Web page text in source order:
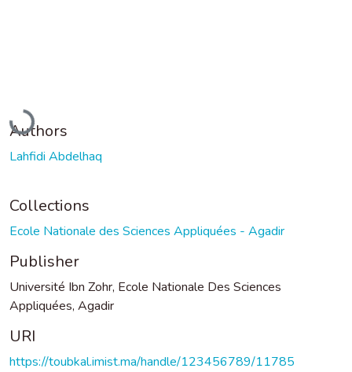
Loading...
Authors
Lahfidi Abdelhaq
Collections
Ecole Nationale des Sciences Appliquées - Agadir
Publisher
Université Ibn Zohr, Ecole Nationale Des Sciences
Appliquées, Agadir
URI
https://toubkal.imist.ma/handle/123456789/11785